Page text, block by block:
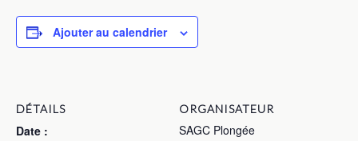
Ajouter au calendrier
DÉTAILS
Date :
ORGANISATEUR
SAGC Plongée